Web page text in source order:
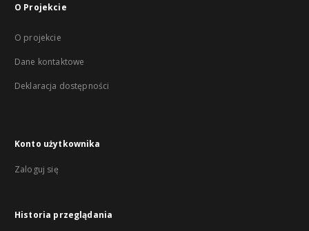
O Projekcie
O projekcie
Dane kontaktowe
Deklaracja dostępności
Konto użytkownika
Zaloguj się
Historia przeglądania